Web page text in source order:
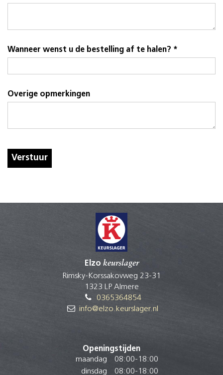
Wanneer wenst u de bestelling af te halen? *
Overige opmerkingen
Verstuur
Elzo keurslager
Rimsky-Korssakovweg 23-31
1323 LP Almere
0365364854
info@elzo.keurslager.nl
Openingstijden
maandag
08:00-18:00
dinsdag
08:00-18:00